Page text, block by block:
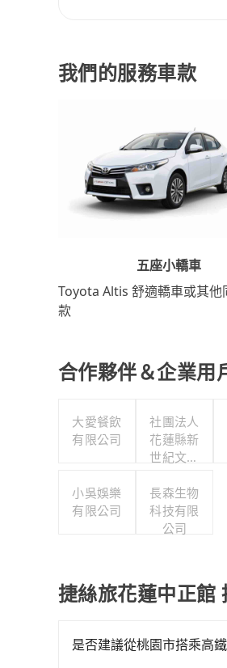
我們的服務車款
五座小轎車
Toyota Altis 舒適轎車或其他
款
合作夥伴＆企業用
大愛餐飲
有限公司
社團法人
花蓮縣新
世紀文化
小吳娛樂
有限公司
長森生物
科技有限
公司
捷絲旅花蓮中正館
是否建議從桃園市搭乘高